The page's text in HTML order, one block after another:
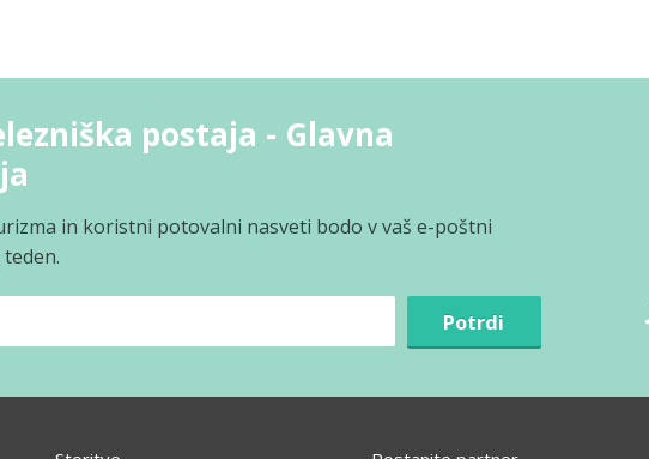
postaja - Glavna
in koristni potovalni nasveti bodo v vaš e-poštni
Potrdi